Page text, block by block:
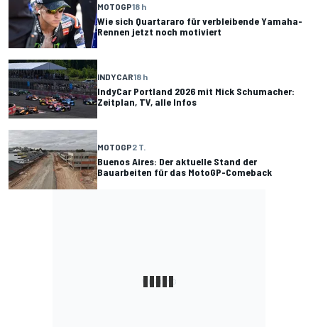
MOTOGP18 h
Wie sich Quartararo für verbleibende Yamaha-
Rennen jetzt noch motiviert
INDYCAR18 h
IndyCar Portland 2026 mit Mick Schumacher:
Zeitplan, TV, alle Infos
MOTOGP2 T.
Buenos Aires: Der aktuelle Stand der
Bauarbeiten für das MotoGP-Comeback